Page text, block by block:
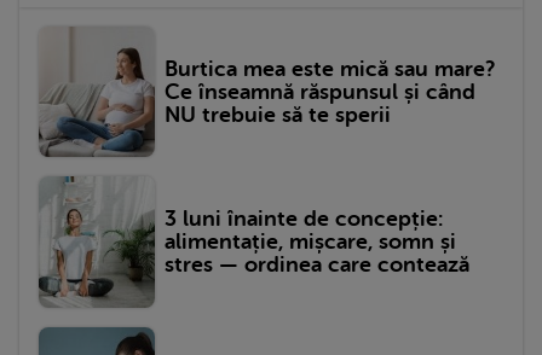
Burtica mea este mică sau mare?
Ce înseamnă răspunsul și când
NU trebuie să te sperii
3 luni înainte de concepție:
alimentație, mișcare, somn și
stres — ordinea care contează